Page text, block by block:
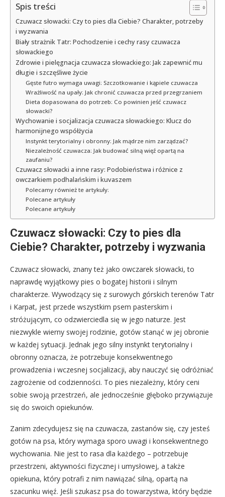
Spis treści
Czuwacz słowacki: Czy to pies dla Ciebie? Charakter, potrzeby
i wyzwania
Biały strażnik Tatr: Pochodzenie i cechy rasy czuwacza
słowackiego
Zdrowie i pielęgnacja czuwacza słowackiego: Jak zapewnić mu
długie i szczęśliwe życie
Gęste futro wymaga uwagi: Szczotkowanie i kąpiele czuwacza
Wrażliwość na upały: Jak chronić czuwacza przed przegrzaniem
Dieta dopasowana do potrzeb: Co powinien jeść czuwacz
słowacki?
Wychowanie i socjalizacja czuwacza słowackiego: Klucz do
harmonijnego współżycia
Instynkt terytorialny i obronny: Jak mądrze nim zarządzać?
Niezależność czuwacza: Jak budować silną więź opartą na
zaufaniu?
Czuwacz słowacki a inne rasy: Podobieństwa i różnice z
owczarkiem podhalańskim i kuvaszem
Polecamy również te artykuły:
Polecane artykuły
Polecane artykuły
Czuwacz słowacki: Czy to pies dla
Ciebie? Charakter, potrzeby i wyzwania
Czuwacz słowacki, znany też jako owczarek słowacki, to
naprawdę wyjątkowy pies o bogatej historii i silnym
charakterze. Wywodzący się z surowych górskich terenów Tatr
i Karpat, jest przede wszystkim psem pasterskim i
stróżującym, co odzwierciedla się w jego naturze. Jest
niezwykle wierny swojej rodzinie, gotów stanąć w jej obronie
w każdej sytuacji. Jednak jego silny instynkt terytorialny i
obronny oznacza, że potrzebuje konsekwentnego
prowadzenia i wczesnej socjalizacji, aby nauczyć się odróżniać
zagrożenie od codzienności. To pies niezależny, który ceni
sobie swoją przestrzeń, ale jednocześnie głęboko przywiązuje
się do swoich opiekunów.
Zanim zdecydujesz się na czuwacza, zastanów się, czy jesteś
gotów na psa, który wymaga sporo uwagi i konsekwentnego
wychowania. Nie jest to rasa dla każdego – potrzebuje
przestrzeni, aktywności fizycznej i umysłowej, a także
opiekuna, który potrafi z nim nawiązać silną, opartą na
szacunku więź. Jeśli szukasz psa do towarzystwa, który będzie